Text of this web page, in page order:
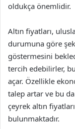
oldukça önemlidir.
Altın fiyatları,
durumuna göre
göstermesini
tercih edebilirler,
açar. Özellikle
talep artar ve bu
çeyrek altın
bulunmaktadır.